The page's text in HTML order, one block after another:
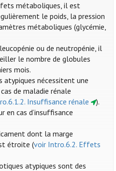
métaboliques, il est
le poids, la pression
métaboliques (glycémie,
ou de neutropénie, il
le nombre de globules
mois.
atypiques nécessitent une
de maladie rénale
Insuffisance rénale
).
en cas d’insuffisance
dont la marge
étroite (voir Intro.6.2. Effets
atypiques sont des